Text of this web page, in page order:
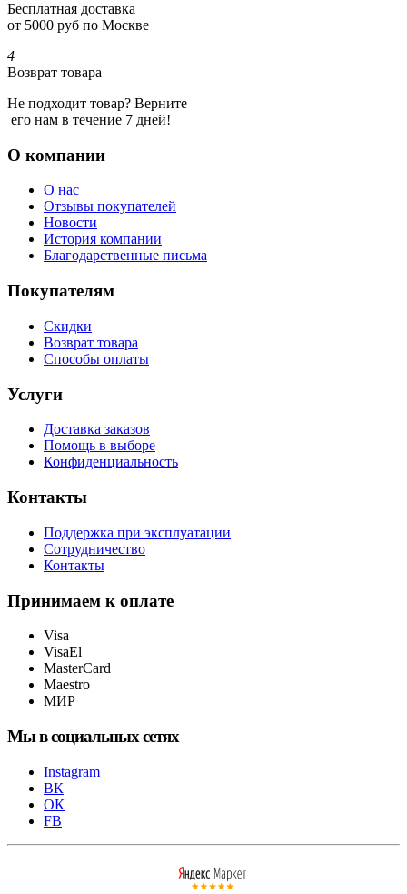
Бесплатная доставка
от 5000 руб по Москве
4
Возврат товара
Не подходит товар? Верните
его нам в течение 7 дней!
О компании
О нас
Отзывы покупателей
Новости
История компании
Благодарственные письма
Покупателям
Скидки
Возврат товара
Способы оплаты
Услуги
Доставка заказов
Помощь в выборе
Конфиденциальность
Контакты
Поддержка при эксплуатации
Сотрудничество
Контакты
Принимаем к оплате
Visa
VisaEl
MasterCard
Maestro
МИР
Мы в социальных сетях
Instagram
ВК
ОК
FB